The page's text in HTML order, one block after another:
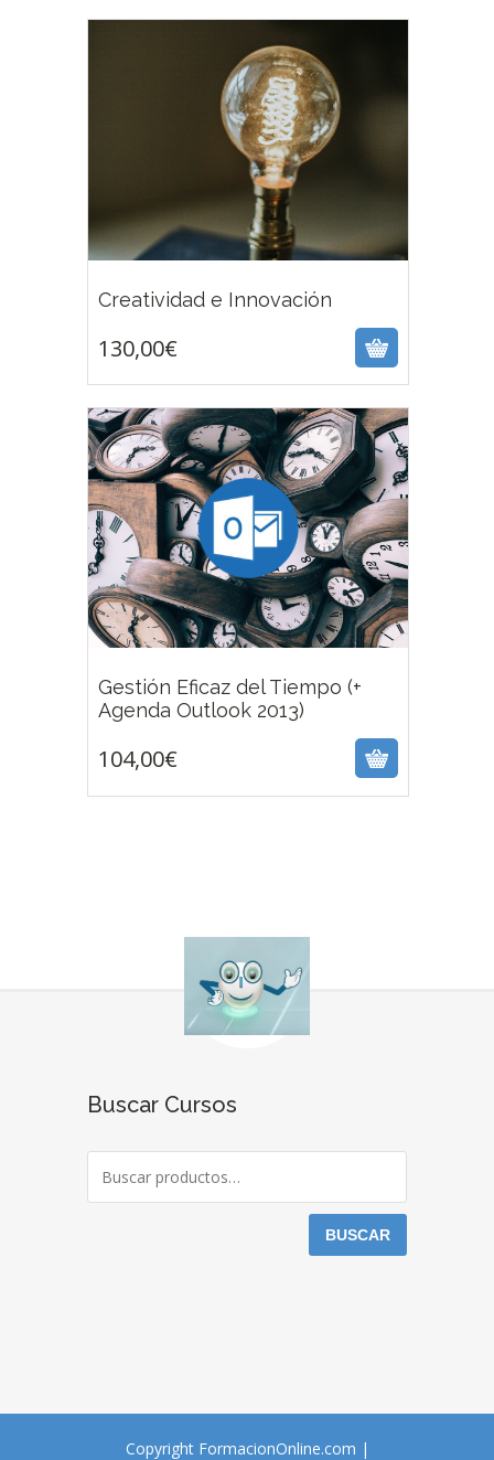
Creatividad e Innovación
130,00€
130,00€
Gestión Eficaz del Tiempo (+
Agenda Outlook 2013)
104,00€
104,00€
Buscar Cursos
BUSCAR
Copyright FormacionOnline.com |